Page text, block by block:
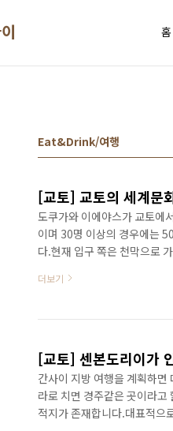
홈
Eat&Drink/여행
[교토] 교토의 세계문
도쿠가와 이에야스가 교토에
이며 30명 이상의 경우에는
다.현재 입구 쪽은 천막으로
넓은 해자와 공원이 잘 조성
어서 상당히 멋진 모습입니
더보기
[교토] 센본도리이가
간사이 지방 여행을 계획하
라로 치면 경주같은 곳이라
적지가 존재합니다.대표적으